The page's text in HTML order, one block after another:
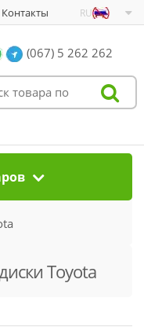
Контакты RU
(067) 5 262 262
Toyota